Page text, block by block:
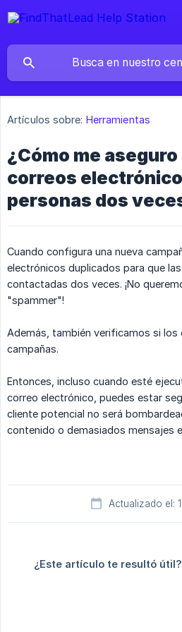
Artículos sobre: Herramientas
¿Cómo me
correos
personas dos
Cuando configura una nueva
electrónicos duplicados para que
contactadas dos veces. ¡No
"spammer"!
Además, también verificamos si los
campañas.
Entonces, incluso cuando esté
correo electrónico, puedes estar
cliente potencial no será
contenido o demasiados mensajes
Actualizado el:
¿Este artículo te resultó útil?